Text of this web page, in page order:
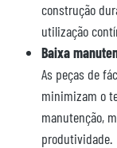
construção
utilização
Baixa
As peças de
minimizam o
manutenção,
produtividade.